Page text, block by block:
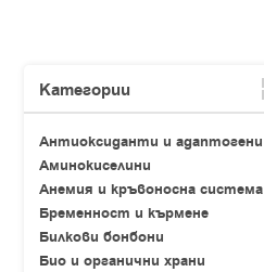
Категории
Антиоксиданти и адаптогени
Аминокиселини
Анемия и кръвоносна система
Бременност и кърмене
Билкови бонбони
Био и органични храни